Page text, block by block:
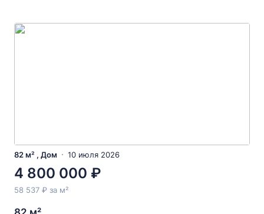
82 м² , Дом 10 июля 2026
4 800 000 ₽
58 537 ₽ за м²